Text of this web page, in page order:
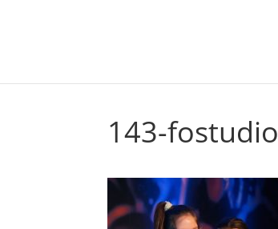
143-fostudio